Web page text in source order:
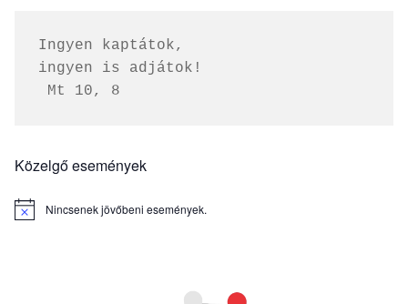
Ingyen kaptátok,
ingyen is adjátok!
Mt 10, 8
Közelgő események
Notice Nincsenek jövőbeni események.